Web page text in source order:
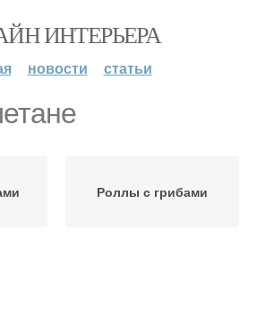
ИНТЕРЬЕРА
новости статьи
Роллы с грибами